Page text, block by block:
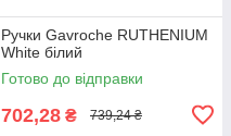
Ручки Gavroche RUTHENIUM
White білий
Готово до відправки
702,28 ₴ 739,24 ₴